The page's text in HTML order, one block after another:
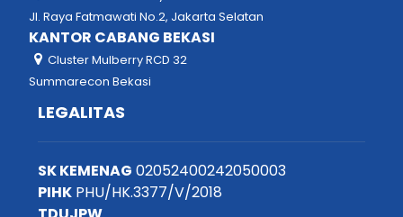
Jl. Raya Fatmawati No.2, Jakarta Selatan
KANTOR CABANG BEKASI
Cluster Mulberry RCD 32
Summarecon Bekasi
LEGALITAS
SK KEMENAG 02052400242050003
PIHK PHU/HK.3377/V/2018